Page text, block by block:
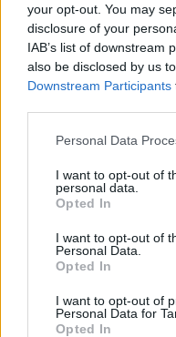
your opt-out. You may
disclosure of your
IAB’s list of downstream
also be disclosed by us
Downstream Participants
Personal Data
I want to opt-out of
personal data.
Opted In
I want to opt-out of
Personal Data.
Opted In
I want to opt-out of
Personal Data for
Opted In